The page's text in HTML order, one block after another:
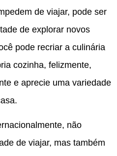
de viajar, pode ser
de explorar novos
pode recriar a culinária
cozinha, felizmente,
e aprecie uma variedade
não
de viajar, mas também